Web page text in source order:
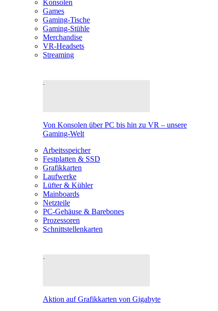
Konsolen
Games
Gaming-Tische
Gaming-Stühle
Merchandise
VR-Headsets
Streaming
Von Konsolen über PC bis hin zu VR – unsere
Gaming-Welt
Arbeitsspeicher
Festplatten & SSD
Grafikkarten
Laufwerke
Lüfter & Kühler
Mainboards
Netzteile
PC-Gehäuse & Barebones
Prozessoren
Schnittstellenkarten
Aktion auf Grafikkarten von Gigabyte